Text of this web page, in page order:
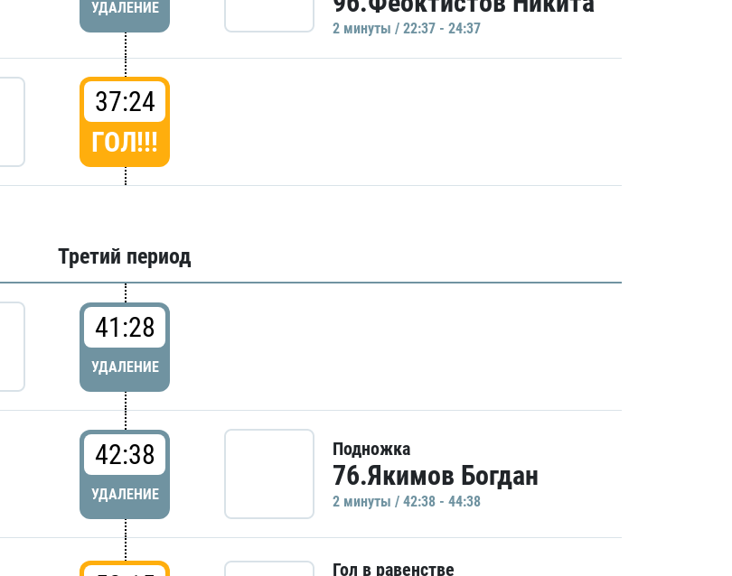
УДАЛЕНИЕ
2 минуты / 22:37 - 24:37
37:24
ГОЛ!!!
Третий период
41:28
УДАЛЕНИЕ
42:38
УДАЛЕНИЕ
Подножка
76.Якимов Богдан
2 минуты / 42:38 - 44:38
Гол в равенстве